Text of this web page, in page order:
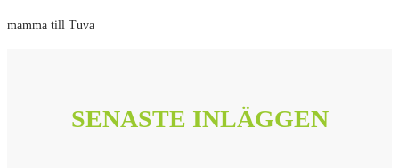
mamma till Tuva
SENASTE INLÄGGEN